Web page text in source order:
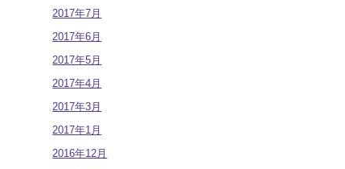
2017年7月
2017年6月
2017年5月
2017年4月
2017年3月
2017年1月
2016年12月